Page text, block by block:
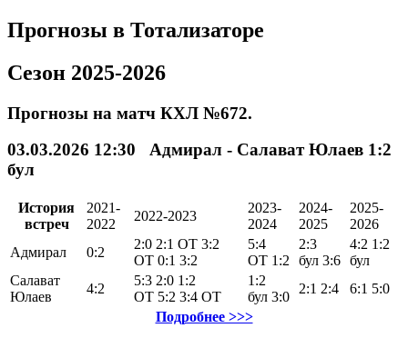
Прогнозы в Тотализаторе
Сезон 2025-2026
Прогнозы на матч КХЛ №672.
03.03.2026 12:30 Адмирал - Салават Юлаев 1:2
бул
История
встреч
2021-
2022
2022-2023
2023-
2024
2024-
2025
2025-
2026
Адмирал
0:2
2:0 2:1 ОТ 3:2
ОТ 0:1 3:2
5:4
ОТ 1:2
2:3
бул 3:6
4:2 1:2
бул
Салават
Юлаев
4:2
5:3 2:0 1:2
ОТ 5:2 3:4 ОТ
1:2
бул 3:0
2:1 2:4 6:1 5:0
Подробнее >>>